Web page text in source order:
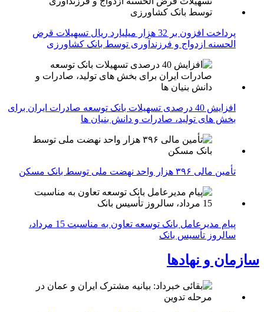
پرداخت افزون بر 32 هزار میلیارد ریال تسهیلات قرض
الحسنه ازدواج و فرزندآوری توسط بانک کشاورزی
افزایش 40 درصدی تسهیلات بانک توسعه صادرات ایران برای
بخش های تولید، صادرات و دانش بنیان ها
تأمین مالی ۳۹۶ هزار واحد نهضت ملی توسط بانک مسکن
پیام مدیرعامل بانک توسعه تعاون به مناسبت 15 مرداد،
سالروز تأسیس بانک
سازمان و نهادها